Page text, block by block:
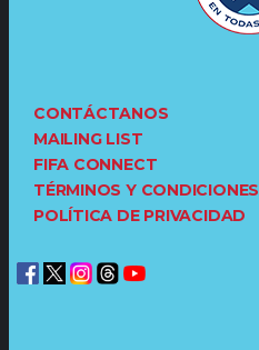
CONTÁCTANOS
MAILING LIST
FIFA CONNECT
TÉRMINOS Y CONDICIONES
POLÍTICA DE PRIVACIDAD